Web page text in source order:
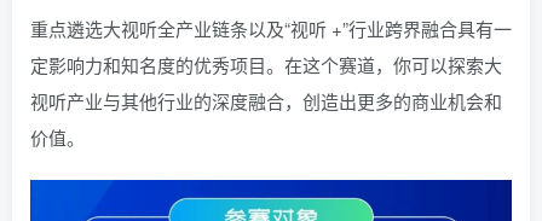
重点遴选大视听全产业链条以及“视听 +”行业跨界融合具有一
定影响力和知名度的优秀项目。在这个赛道，你可以探索大
视听产业与其他行业的深度融合，创造出更多的商业机会和
价值。